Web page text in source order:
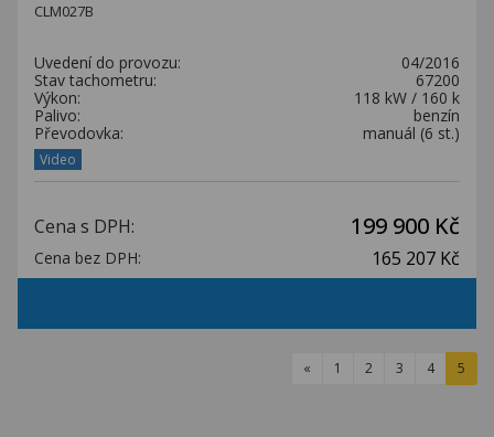
CLM027B
Uvedení do provozu:
04/2016
Stav tachometru:
67200
Výkon:
118 kW / 160 k
Palivo:
benzín
Převodovka:
manuál (6 st.)
Video
Cena s DPH: 199 900 Kč
Cena bez DPH: 165 207 Kč
« 1 2 3 4 5